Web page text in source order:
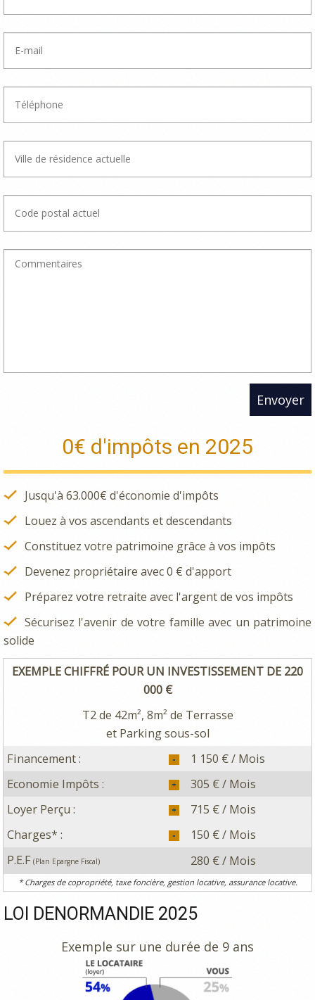
Envoyer
0€ d'impôts en 2025
Jusqu'à 63.000€ d'économie d'impôts
Louez à vos ascendants et descendants
Constituez votre patrimoine grâce à vos impôts
Devenez propriétaire avec 0 € d'apport
Préparez votre retraite avec l'argent de vos impôts
Sécurisez l'avenir de votre famille avec un patrimoine
solide
EXEMPLE CHIFFRÉ POUR UN INVESTISSEMENT DE 220
000 €
T2 de 42m², 8m² de Terrasse
et Parking sous-sol
Financement :
1 150 € / Mois
Economie Impôts :
305 € / Mois
Loyer Perçu :
715 € / Mois
Charges* :
150 € / Mois
P.E.F (Plan Epargne Fiscal) 280 € / Mois
* Charges de copropriété, taxe foncière, gestion locative, assurance locative.
LOI DENORMANDIE 2025
Exemple sur une durée de 9 ans